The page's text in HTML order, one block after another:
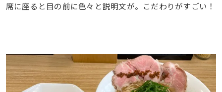
席に座ると目の前に色々と説明文が。こだわりがすごい！